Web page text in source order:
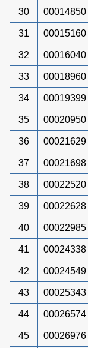
30 00014850
31 00015160
32 00016040
33 00018960
34 00019399
35 00020950
36 00021629
37 00021698
38 00022520
39 00022628
40 00022985
41 00024338
42 00024549
43 00025343
44 00026574
45 00026976